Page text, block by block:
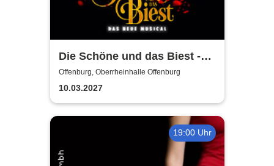
Die Schöne und das Biest -
Das neue Musical
Offenburg, Oberrheinhalle Offenburg
10.03.2027
19:00 Uhr